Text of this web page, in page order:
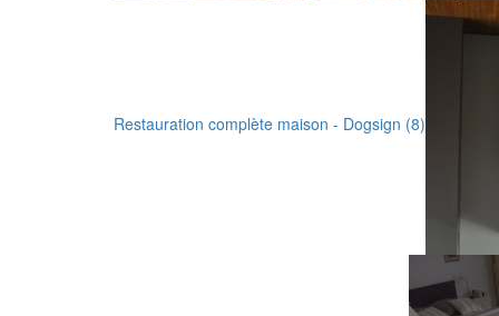
Restauration complète maison - Dogsign (8)